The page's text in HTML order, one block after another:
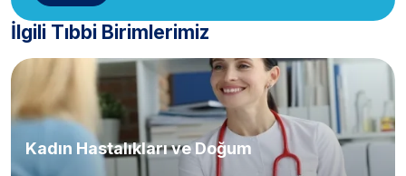
İlgili Tıbbi Birimlerimiz
Kadın Hastalıkları ve Doğum